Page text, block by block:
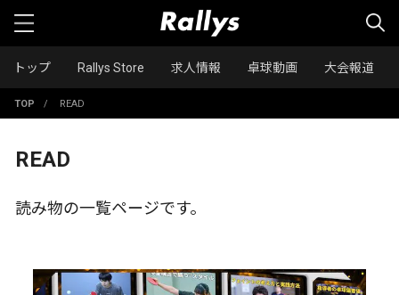
トップ Rallys Store 求人情報 卓球動画 大会報道
TOP / READ
READ
読み物の一覧ページです。